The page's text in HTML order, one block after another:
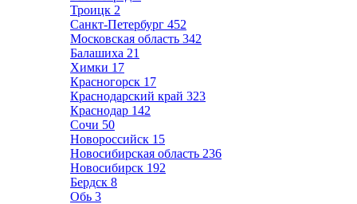
Троицк 2
Санкт-Петербург 452
Московская область 342
Балашиха 21
Химки 17
Красногорск 17
Краснодарский край 323
Краснодар 142
Сочи 50
Новороссийск 15
Новосибирская область 236
Новосибирск 192
Бердск 8
Обь 3